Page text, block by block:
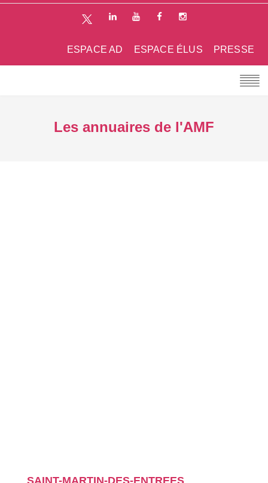
PRESSE
ESPACE ÉLUS
ESPACE AD
Les annuaires de l'AMF
SAINT-MARTIN-DES-ENTREES